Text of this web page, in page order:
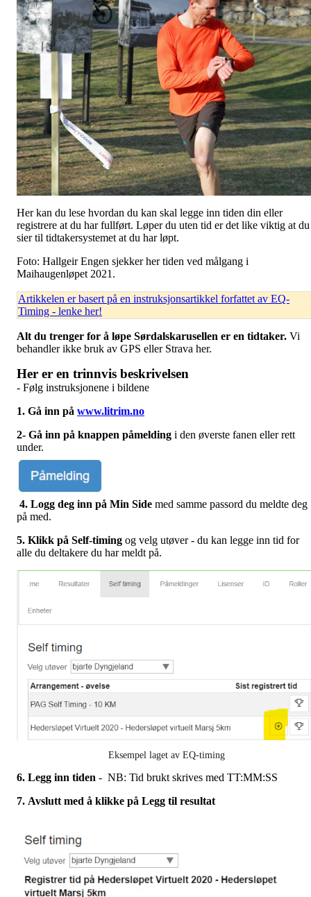
Her kan du lese hvordan du kan skal legge inn tiden din eller
registrere at du har fullført. Løper du uten tid er det like viktig at du
sier til tidtakersystemet at du har løpt.
Foto: Hallgeir Engen sjekker her tiden ved målgang i
Maihaugenløpet 2021.
Artikkelen er basert på en instruksjonsartikkel forfattet av EQ-
Timing - lenke her!
Alt du trenger for å løpe Sørdalskarusellen er en tidtaker. Vi
behandler ikke bruk av GPS eller Strava her.
Her er en trinnvis beskrivelsen
- Følg instruksjonene i bildene
1. Gå inn på www.litrim.no
2- Gå inn på knappen påmelding i den øverste fanen eller rett
under.
4. Logg deg inn på Min Side med samme passord du meldte deg
på med.
5. Klikk på Self-timing og velg utøver - du kan legge inn tid for
alle du deltakere du har meldt på.
Eksempel laget av EQ-timing
6. Legg inn tiden - NB: Tid brukt skrives med TT:MM:SS
7. Avslutt med å klikke på Legg til resultat